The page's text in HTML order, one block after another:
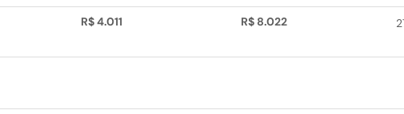
R$ 4.011 R$ 8.022